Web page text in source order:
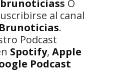
s O
al canal
Brunoticias.
Podcast
Spotify, Apple
Podcast